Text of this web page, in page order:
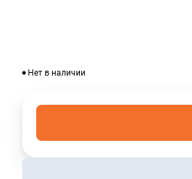
Нет в наличии